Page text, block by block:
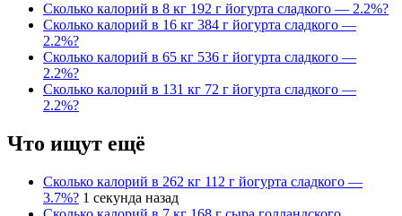
Cколько калорий в 8 кг 192 г йогурта сладкого — 2.2%?
Cколько калорий в 16 кг 384 г йогурта сладкого —
2.2%?
Cколько калорий в 65 кг 536 г йогурта сладкого —
2.2%?
Cколько калорий в 131 кг 72 г йогурта сладкого —
2.2%?
Что ищут ещё
Cколько калорий в 262 кг 112 г йогурта сладкого —
3.7%? 1 секунда назад